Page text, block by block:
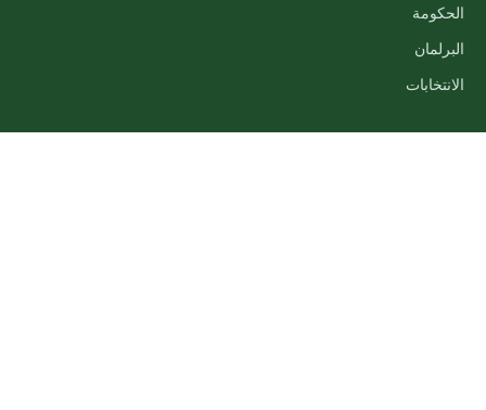
الحكومة
البرلمان
الانتخابات